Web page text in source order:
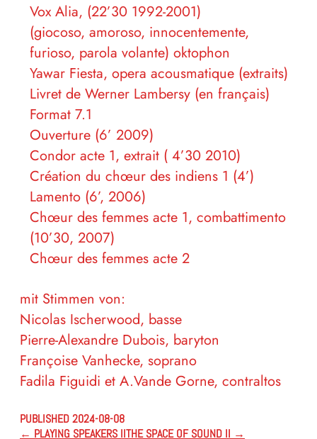
Vox Alia, (22’30 1992-2001)
(giocoso, amoroso, innocentemente,
furioso, parola volante) oktophon
Yawar Fiesta, opera acousmatique (extraits)
Livret de Werner Lambersy (en français)
Format 7.1
Ouverture (6’ 2009)
Condor acte 1, extrait ( 4’30 2010)
Création du chœur des indiens 1 (4’)
Lamento (6’, 2006)
Chœur des femmes acte 1, combattimento
(10’30, 2007)
Chœur des femmes acte 2
mit Stimmen von:
Nicolas Ischerwood, basse
Pierre-Alexandre Dubois, baryton
Françoise Vanhecke, soprano
Fadila Figuidi et A.Vande Gorne, contraltos
PUBLISHED 2024-08-08
← PLAYING SPEAKERS IITHE SPACE OF SOUND II →